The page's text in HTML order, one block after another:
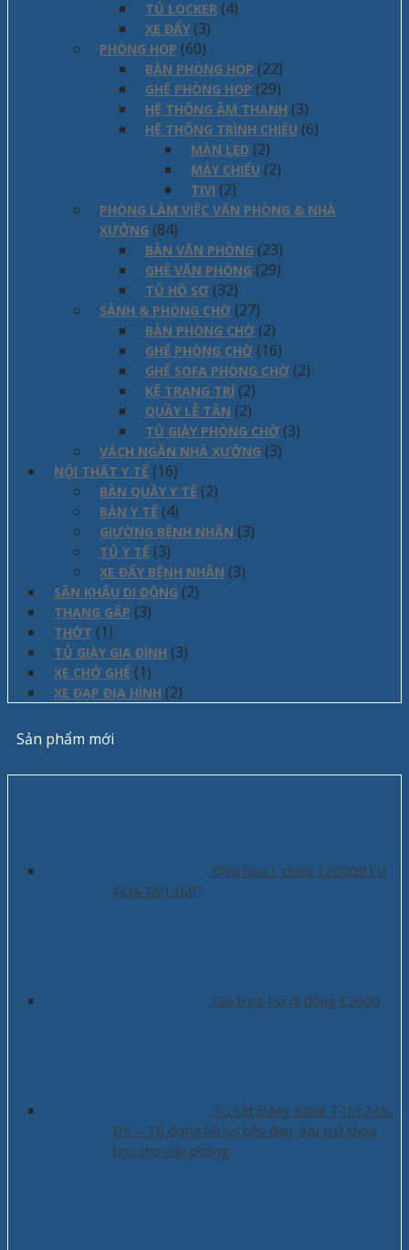
TỦ LOCKER (4)
XE ĐẨY (3)
PHÒNG HỌP (60)
BÀN PHÒNG HỌP (22)
GHẾ PHÒNG HỌP (29)
HỆ THỐNG ÂM THANH (3)
HỆ THỐNG TRÌNH CHIẾU (6)
MÀN LED (2)
MÁY CHIẾU (2)
TIVI (2)
PHÒNG LÀM VIỆC VĂN PHÒNG & NHÀ
XƯỞNG (84)
BÀN VĂN PHÒNG (23)
GHẾ VĂN PHÒNG (29)
TỦ HỒ SƠ (32)
SẢNH & PHÒNG CHỜ (27)
BÀN PHÒNG CHỜ (2)
GHẾ PHÒNG CHỜ (16)
GHẾ SOFA PHÒNG CHỜ (2)
KỆ TRANG TRÍ (2)
QUẦY LỄ TÂN (2)
TỦ GIÀY PHÒNG CHỜ (3)
VÁCH NGĂN NHÀ XƯỞNG (3)
NỘI THẤT Y TẾ (16)
BÀN QUẦY Y TẾ (2)
BÀN Y TẾ (4)
GIƯỜNG BỆNH NHÂN (3)
TỦ Y TẾ (3)
XE ĐẨY BỆNH NHÂN (3)
SÂN KHẤU DI ĐỘNG (2)
THANG GẤP (3)
THỚT (1)
TỦ GIÀY GIA ĐÌNH (3)
XE CHỞ GHẾ (1)
XE ĐẠP ĐỊA HÌNH (2)
Sản phẩm mới
Điều hòa 1 chiều 12000BTU
AQA-RV13ME
Giá treo tivi di động E2600
Tủ sắt Đăng Khoa TTL1245-
ĐK – Tủ đựng hồ sơ bền đẹp, lưu trữ khoa
học cho văn phòng